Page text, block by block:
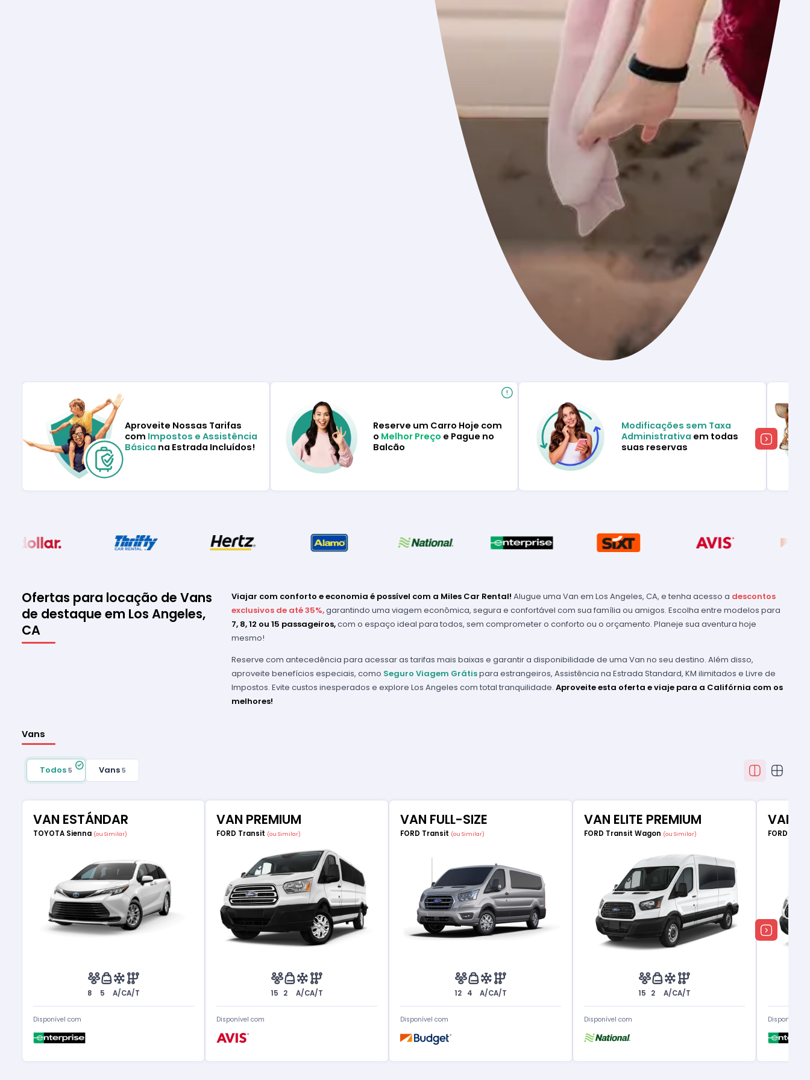
Aproveite Nossas Tarifas
com Impostos e Assistência
Básica na Estrada Incluídos!
Reserve um Carro Hoje com
o Melhor Preço e Pague no
Balcão
Modificações sem Taxa
Administrativa em todas
suas reservas
Ofertas para locação de Vans
de destaque em Los Angeles,
CA
Viajar com conforto e economia é possível com a Miles Car Rental! Alugue uma Van em Los Angeles, CA, e tenha acesso a descontos
exclusivos de até 35%,garantindo uma viagem econômica, segura e confortável com sua família ou amigos. Escolha entre modelos para
7, 8, 12 ou 15 passageiros,com o espaço ideal para todos, sem comprometer o conforto ou o orçamento. Planeje sua aventura hoje
mesmo!
Reserve com antecedência para acessar as tarifas mais baixas e garantir a disponibilidade de uma Van no seu destino. Além disso,
aproveite benefícios especiais, como Seguro Viagem Grátispara estrangeiros, Assistência na Estrada Standard, KM ilimitados e Livre de
Impostos. Evite custos inesperados e explore Los Angeles com total tranquilidade. Aproveite esta oferta e viaje para a Califórnia com os
melhores!
Vans
Todos 5 Vans5
VAN ESTÁNDAR
TOYOTA Sienna (ou Similar)
8 5 A/CA/T
Disponível com
VAN PREMIUM
FORD Transit (ou Similar)
15 2 A/CA/T
Disponível com
VAN FULL-SIZE
FORD Transit (ou Similar)
12 4 A/CA/T
Disponível com
VAN ELITE PREMIUM
FORD Transit Wagon (ou Similar)
15 2 A/CA/T
Disponível com
VAN
FORD
Disponível